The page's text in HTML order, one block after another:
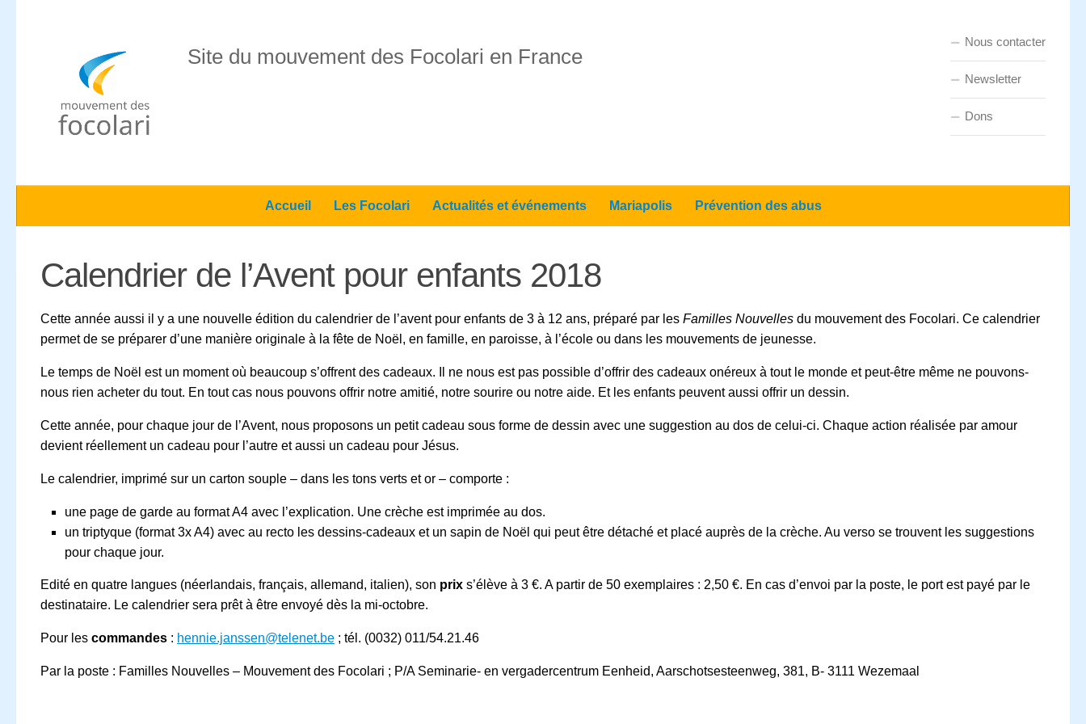
Site du mouvement des Focolari en France
Nous contacter
Newsletter
Dons
Accueil Les Focolari Actualités et événements Mariapolis Prévention des abus
Calendrier de l’Avent pour enfants 2018
Cette année aussi il y a une nouvelle édition du calendrier de l’avent pour enfants de 3 à 12 ans, préparé par les Familles Nouvelles du mouvement des Focolari. Ce calendrier
permet de se préparer d’une manière originale à la fête de Noël, en famille, en paroisse, à l’école ou dans les mouvements de jeunesse.
Le temps de Noël est un moment où beaucoup s’offrent des cadeaux. Il ne nous est pas possible d’offrir des cadeaux onéreux à tout le monde et peut-être même ne pouvons-
nous rien acheter du tout. En tout cas nous pouvons offrir notre amitié, notre sourire ou notre aide. Et les enfants peuvent aussi offrir un dessin.
Cette année, pour chaque jour de l’Avent, nous proposons un petit cadeau sous forme de dessin avec une suggestion au dos de celui-ci. Chaque action réalisée par amour
devient réellement un cadeau pour l’autre et aussi un cadeau pour Jésus.
Le calendrier, imprimé sur un carton souple – dans les tons verts et or – comporte :
une page de garde au format A4 avec l’explication. Une crèche est imprimée au dos.
un triptyque (format 3x A4) avec au recto les dessins-cadeaux et un sapin de Noël qui peut être détaché et placé auprès de la crèche. Au verso se trouvent les suggestions
pour chaque jour.
Edité en quatre langues (néerlandais, français, allemand, italien), son prix s’élève à 3 €. A partir de 50 exemplaires : 2,50 €. En cas d’envoi par la poste, le port est payé par le
destinataire. Le calendrier sera prêt à être envoyé dès la mi-octobre.
Pour les commandes : hennie.janssen@telenet.be ; tél. (0032) 011/54.21.46
Par la poste : Familles Nouvelles – Mouvement des Focolari ; P/A Seminarie- en vergadercentrum Eenheid, Aarschotsesteenweg, 381, B- 3111 Wezemaal